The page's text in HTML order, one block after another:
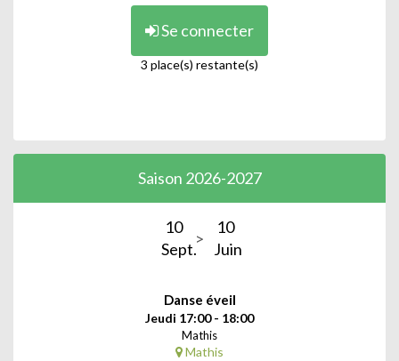
Se connecter
3 place(s) restante(s)
Saison 2026-2027
10
Sept.
10
Juin
Danse éveil
Jeudi 17:00 - 18:00
Mathis
Mathis